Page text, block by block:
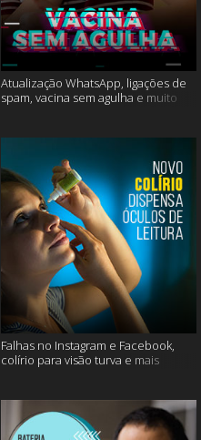
Atualização WhatsApp, ligações de
spam, vacina sem agulha e muito
Falhas no Instagram e Facebook,
colírio para visão turva e mais